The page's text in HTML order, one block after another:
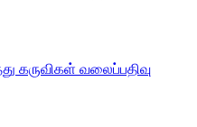
கருவிகள் வலைப்பதிவு